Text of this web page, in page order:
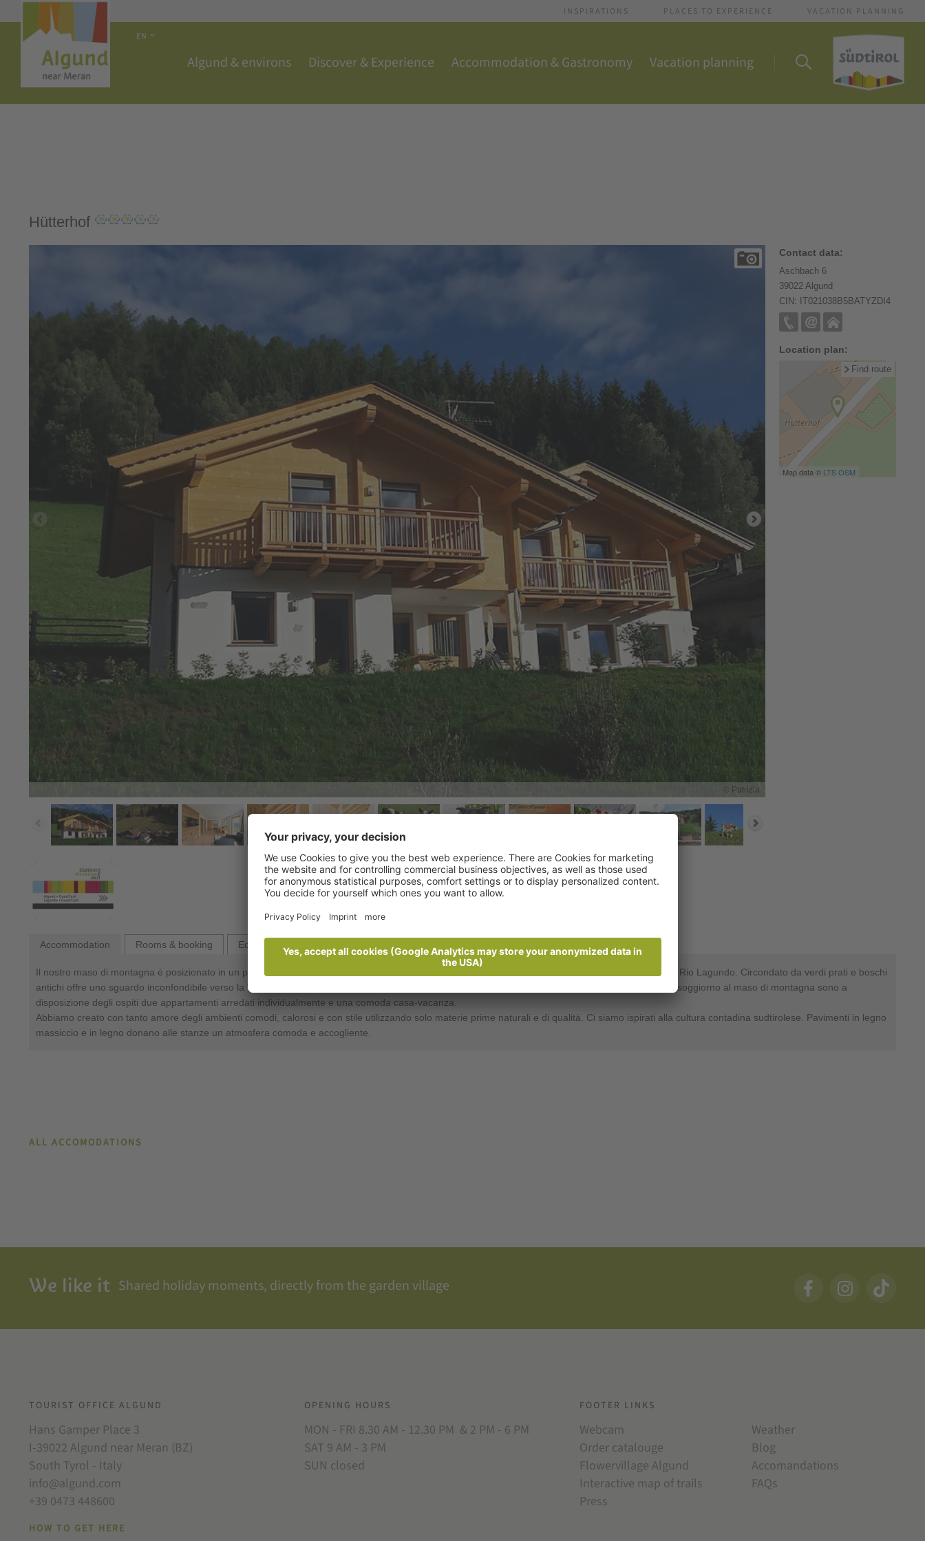
INSPIRATIONS PLACES TO EXPERIENCE VACATION PLANNING
EN
Algund & environs Discover & Experience Accommodation & Gastronomy Vacation planning
Hütterhof
Contact data:
Aschbach 6
39022 Algund
CIN: IT021038B5BATYZDI4
Location plan:
Map data © LTSOSM
Find route
© Patrizia
Accommodation Rooms & booking Equipment
Il nostro maso di montagna è posizionato in un posto tranquillo e soleggiato a 1.360 m di altitudine sopra la conca di Merano nell'idilliaco paesino di Rio Lagundo. Circondato da verdi prati e boschi
antichi offre uno sguardo inconfondibile verso la Val Venosta ed un panorama impressionate verso le montagne del Gruppo del Tessa. Per il Vostro soggiorno al maso di montagna sono a
disposizione degli ospiti due appartamenti arredati individualmente e una comoda casa-vacanza.
Abbiamo creato con tanto amore degli ambienti comodi, calorosi e con stile utilizzando solo materie prime naturali e di qualità. Ci siamo ispirati alla cultura contadina sudtirolese. Pavimenti in legno
massiccio e in legno donano alle stanze un atmosfera comoda e accogliente.
ALL ACCOMODATIONS
We like it Shared holiday moments, directly from the garden village
TOURIST OFFICE ALGUND
Hans Gamper Place 3
I-39022 Algund near Meran (BZ)
South Tyrol - Italy
info@algund.com
+39 0473 448600
HOW TO GET HERE
OPENING HOURS
MON - FRI 8.30 AM - 12.30 PM & 2 PM - 6 PM
SAT 9 AM - 3 PM
SUN closed
FOOTER LINKS
Webcam
Weather
Order catalouge
Blog
Flowervillage Algund
Accomandations
Interactive map of trails
FAQs
Press